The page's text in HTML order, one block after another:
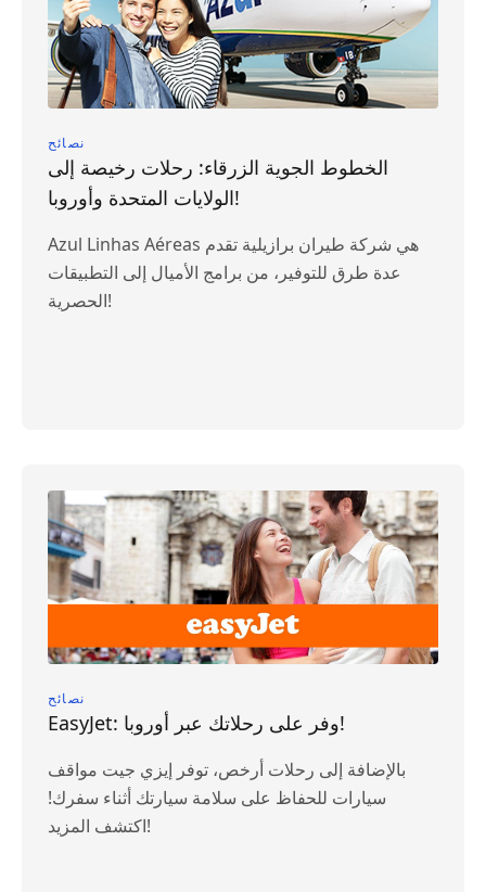
نصائح
الخطوط الجوية الزرقاء: رحلات رخيصة إلى
الولايات المتحدة وأوروبا!
Azul Linhas Aéreas هي شركة طيران برازيلية تقدم
عدة طرق للتوفير، من برامج الأميال إلى التطبيقات
الحصرية!
نصائح
EasyJet: وفر على رحلاتك عبر أوروبا!
بالإضافة إلى رحلات أرخص، توفر إيزي جيت مواقف
سيارات للحفاظ على سلامة سيارتك أثناء سفرك!
اكتشف المزيد!